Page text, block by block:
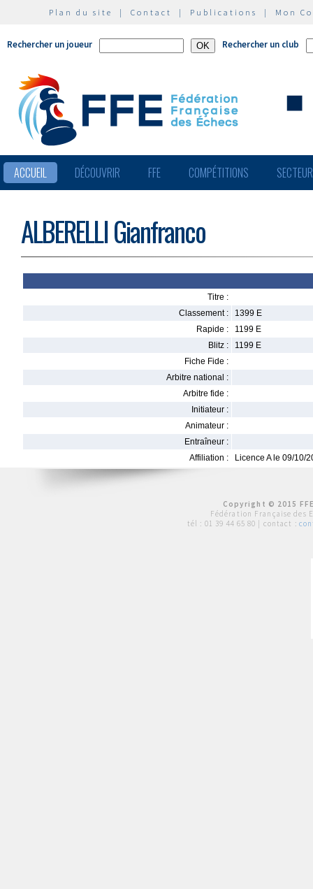
Plan du site | Contact | Publications | Mon
Rechercher un joueur Rechercher un club
ACCUEIL DÉCOUVRIR FFE COMPÉTITIONS
ALBERELLI Gianfranco
Titre :
Classement :
1399 E
Rapide :
1199 E
Blitz :
1199 E
Fiche Fide :
Arbitre national :
Arbitre fide :
Initiateur :
Animateur :
Entraîneur :
Affiliation :
Licence A le 09/10/
Copyright © 2015
Fédération Française des
tél : 01 39 44 65 80 | contact :